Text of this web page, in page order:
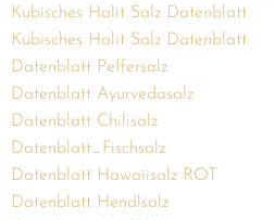
Kubisches Halit Salz Datenblatt
Kubisches Halit Salz Datenblatt
Datenblatt Peffersalz
Datenblatt Ayurvedasalz
Datenblatt Chilisalz
Datenblatt_Fischsalz
Datenblatt Hawaiisalz ROT
Datenblatt Hendlsalz